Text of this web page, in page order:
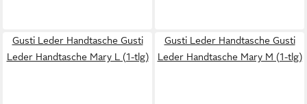
Gusti Leder Handtasche Gusti
Leder Handtasche Mary L (1-tlg)
Gusti Leder Handtasche Gusti
Leder Handtasche Mary M (1-tlg)